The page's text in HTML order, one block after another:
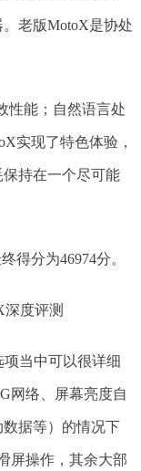
老版MotoX是协处
性能；自然语言处
实现了特色体验，
持在一个尽可能
得分为46974分。
项当中可以很详细
网络、屏幕亮度自
据等）的情况下
屏操作，其余大部